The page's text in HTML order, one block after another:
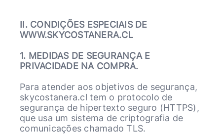
II. CONDIÇÕES ESPECIAIS DE
WWW.SKYCOSTANERA.CL
1. MEDIDAS DE SEGURANÇA E
PRIVACIDADE NA COMPRA.
Para atender aos objetivos de segurança,
skycostanera.cl tem o protocolo de
segurança de hipertexto seguro (HTTPS),
que usa um sistema de criptografia de
comunicações chamado TLS.